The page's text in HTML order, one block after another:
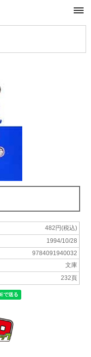
482円(税込)
1994/10/28
9784091940032
文庫
232頁